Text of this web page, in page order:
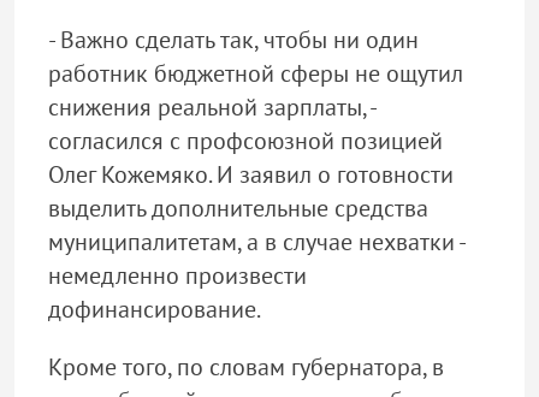
- Важно сделать так, чтобы ни один
работник бюджетной сферы не ощутил
снижения реальной зарплаты, -
согласился с профсоюзной позицией
Олег Кожемяко. И заявил о готовности
выделить дополнительные средства
муниципалитетам, а в случае нехватки -
немедленно произвести
дофинансирование.
Кроме того, по словам губернатора, в